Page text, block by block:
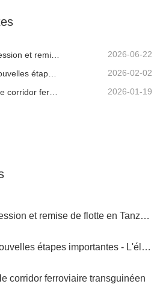
de chargement 19 mètres cubes,
2026-06-22
2026-02-02
Efficacité maximale sur le corridor ferroviaire transguinéen 2026-01-19
Inauguration de la concession et remise de flotte en Tanzanie
Nouveaux kilomètres, nouvelles étapes importantes - L'élan se poursuit
corridor ferroviaire transguinéen